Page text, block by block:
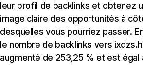
leur profil de backlinks et obtenez
image claire des opportunités à
desquelles vous pourriez passer.
le nombre de backlinks vers
augmenté de 253,25 % et est égal